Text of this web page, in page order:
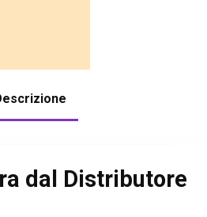
dal Distributore